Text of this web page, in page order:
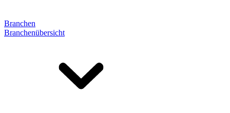
Branchen
Branchenübersicht